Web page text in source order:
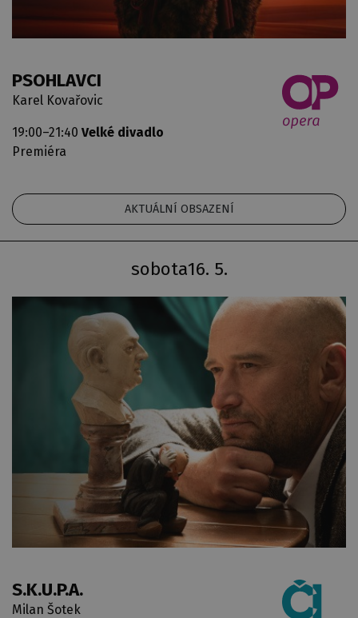
PSOHLAVCI
Karel Kovařovic
19:00–21:40 Velké divadlo
Premiéra
AKTUÁLNÍ OBSAZENÍ
16. 5.
sobota
S.K.U.P.A.
Milan Šotek